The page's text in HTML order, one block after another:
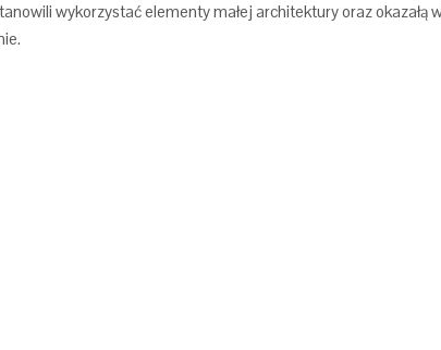
wykorzystać elementy małej architektury oraz